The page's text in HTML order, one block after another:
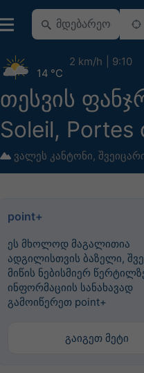
თესვის
Soleil, Portes
ვალეს კანტონი,
14 °C
2 km/h 9:10
point+
ეს მხოლოდ მაგალითია
ადგილისთვის ბაზელი,
მიწის ნებისმიერ
ინფორმაციის სანახავად
გამოიწერეთ point+
გაიგეთ მეტი